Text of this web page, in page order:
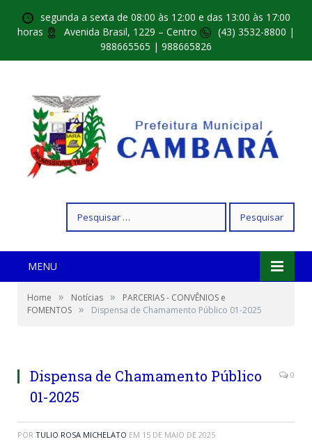
segunda a sexta de 08:00 às 12:00 e das 13:00 às 17:00
horas
Avenida Brasil, 1229 – Centro
(43) 3532-8800 |
988665565 | 988665826
por:
MENU
Home » Notícias »
PARCERIAS - CONVÊNIOS e
FOMENTOS » Dispensa de Chamamento Público 01-2025
Dispensa de Chamamento Público
01-2025
0
POR TULIO ROSA MICHELATO EM 15 DE MAIO DE 2025